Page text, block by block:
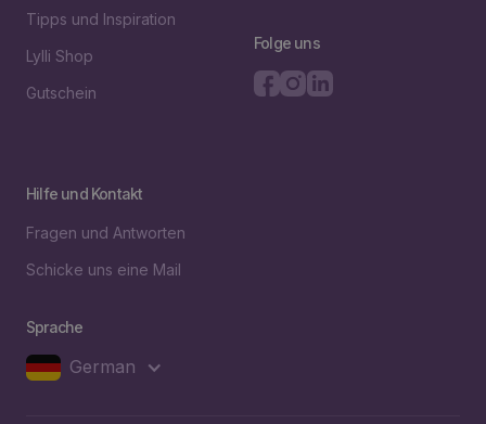
Tipps und Inspiration
Lylli Shop
Gutschein
Folge uns
Hilfe und Kontakt
Fragen und Antworten
Schicke uns eine Mail
Sprache
German